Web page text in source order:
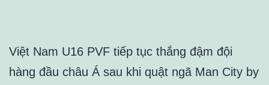
Việt Nam U16 PVF tiếp tục thắng đậm đội
hàng đầu châu Á sau khi quật ngã Man City by